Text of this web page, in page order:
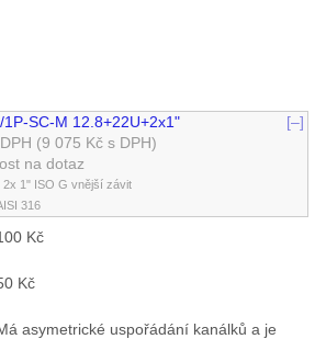
1P-SC-M 12.8+22U+2x1"
[–]
(9 075 Kč s DPH)
na dotaz
1" ISO G vnější závit
316
Kč
Kč
asymetrické uspořádání kanálků a je